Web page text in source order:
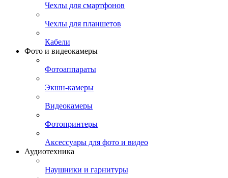
Чехлы для смартфонов
Чехлы для планшетов
Кабели
Фото и видеокамеры
Фотоаппараты
Экшн-камеры
Видеокамеры
Фотопринтеры
Аксессуары для фото и видео
Аудиотехника
Наушники и гарнитуры